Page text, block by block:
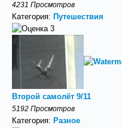
4231 Просмотров
Категория: Путешествия
Второй самолёт 9/11
5192 Просмотров
Категория: Разное